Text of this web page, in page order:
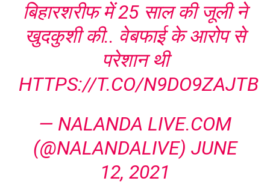
बिहारशरीफ में 25 साल की जूली ने
खुदकुशी की.. वेबफाई के आरोप से
परेशान थी
HTTPS://T.CO/N9DO9ZAJTB
— NALANDA LIVE.COM
(@NALANDALIVE) JUNE
12, 2021